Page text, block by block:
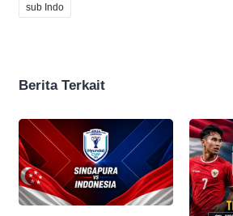
sub Indo
Berita Terkait